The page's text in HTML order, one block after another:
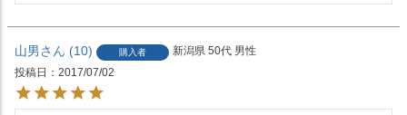
山男 10 購入者 新潟県 50代 男性
投稿日
2017/07/02